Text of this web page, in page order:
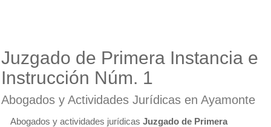
Juzgado de Primera Instancia e
Instrucción Núm. 1
Abogados y Actividades Jurídicas en Ayamonte
Abogados y actividades jurídicas Juzgado de Primera